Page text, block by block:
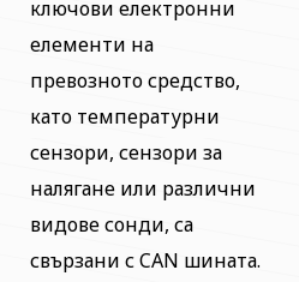
ключови електронни
елементи на
превозното средство,
като температурни
сензори, сензори за
налягане или различни
видове сонди, са
свързани с CAN шината.